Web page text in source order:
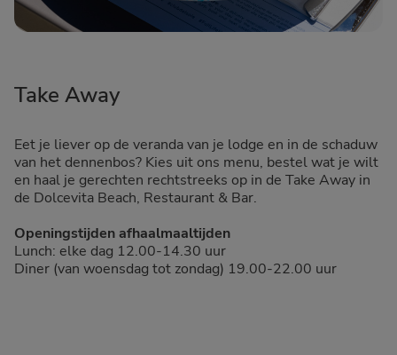
Take Away
Eet je liever op de veranda van je lodge en in de schaduw
van het dennenbos? Kies uit ons menu, bestel wat je wilt
en haal je gerechten rechtstreeks op in de Take Away in
de Dolcevita Beach, Restaurant & Bar.
Openingstijden afhaalmaaltijden
Lunch: elke dag 12.00-14.30 uur
Diner (van woensdag tot zondag) 19.00-22.00 uur